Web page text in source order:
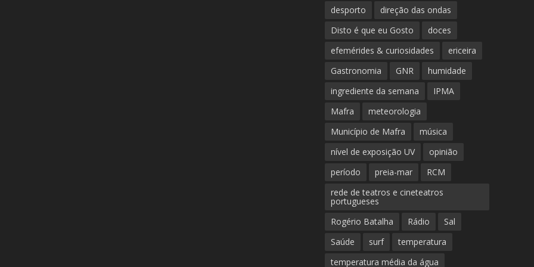
desporto
direção das ondas
Disto é que eu Gosto
doces
efemérides & curiosidades
ericeira
Gastronomia
GNR
humidade
ingrediente da semana
IPMA
Mafra
meteorologia
Município de Mafra
música
nível de exposição UV
opinião
período
preia-mar
RCM
rede de teatros e cineteatros
portugueses
Rogério Batalha
Rádio
Sal
Saúde
surf
temperatura
temperatura média da água